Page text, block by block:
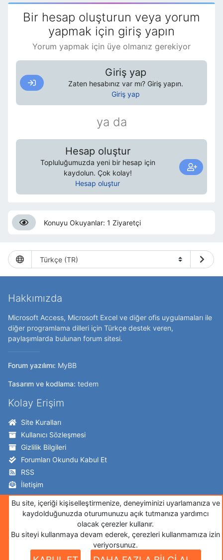
Bir hesap oluşturun veya yorum
yapmak için giriş yapın
Yorum yapmak için üye olmanız gerekiyor
Giriş yap
Zaten hesabınız var mı? Giriş yapın.
Giriş yap
ya da
Hesap oluştur
Topluluğumuzda yeni bir hesap için
kaydolun. Çok kolay!
Hesap oluştur
Konuyu Okuyanlar: 1 Ziyaretçi
Hakkımızda
Microsoft Access, Microsoft Excel ve diğer ofis uygulamaları ile
diğer programlama dilleri için Türkçe destek veren,
paylaşımlarda bulunan forum sitesi.
Forum yazılımı: MyBB
Tasarım ve kodlama: tedem
Kolay Erişim
Site Kuralları
Kullanıcı Sözleşmesi
Gizlilik Bilgileri
Forumları Okundu Kabul Et
RSS
İletişim
Takip Edin!
Facebook
İnstagram
Bu site, içeriği kişiselleştirmenize, deneyiminizi uyarlamanıza ve
kaydolduğunuzda oturumunuzu açık tutmanıza yardımcı
olacak çerezler kullanır.
Bu siteyi kullanmaya devam ederek, çerezleri kullanmamıza izin
veriyorsunuz.